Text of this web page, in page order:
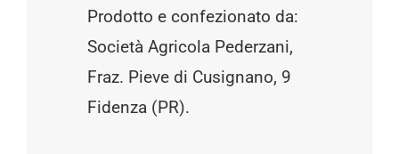
Prodotto e confezionato da:
Società Agricola Pederzani,
Fraz. Pieve di Cusignano, 9
Fidenza (PR).